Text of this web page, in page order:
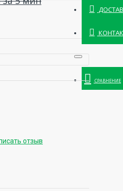
СРАВНЕНИЕ
отзыв